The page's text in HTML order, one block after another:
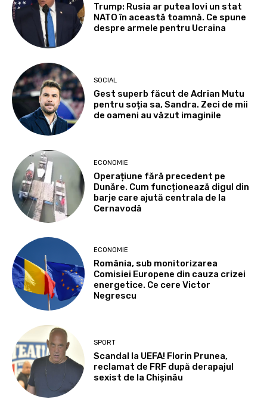
Trump: Rusia ar putea lovi un stat
NATO în această toamnă. Ce spune
despre armele pentru Ucraina
SOCIAL
Gest superb făcut de Adrian Mutu
pentru soția sa, Sandra. Zeci de mii
de oameni au văzut imaginile
ECONOMIE
Operațiune fără precedent pe
Dunăre. Cum funcționează digul din
barje care ajută centrala de la
Cernavodă
ECONOMIE
România, sub monitorizarea
Comisiei Europene din cauza crizei
energetice. Ce cere Victor
Negrescu
SPORT
Scandal la UEFA! Florin Prunea,
reclamat de FRF după derapajul
sexist de la Chișinău